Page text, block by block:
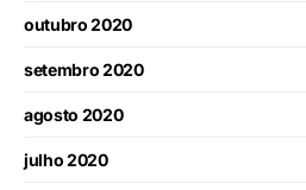
outubro 2020
setembro 2020
agosto 2020
julho 2020